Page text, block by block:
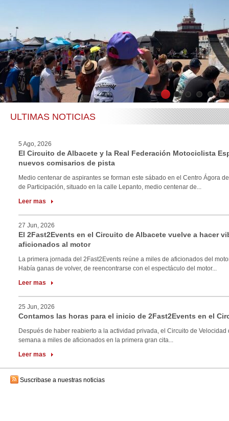
1 2 3 4 5 6
ULTIMAS NOTICIAS
5 Ago, 2026
El Circuito de Albacete y la Real Federación Motociclista
nuevos comisarios de pista
Medio centenar de aspirantes se forman este sábado en el Centro Ágora
de Participación, situado en la calle Lepanto, medio centenar de...
Leer mas
27 Jun, 2026
El 2Fast2Events en el Circuito de Albacete vuelve a hacer
aficionados al motor
La primera jornada del 2Fast2Events reúne a miles de aficionados del
Había ganas de volver, de reencontrarse con el espectáculo del motor...
Leer mas
25 Jun, 2026
Contamos las horas para el inicio de 2Fast2Events en el
Después de haber reabierto a la actividad privada, el Circuito de Velocidad
semana a miles de aficionados en la primera gran cita...
Leer mas
Suscribase a nuestras noticias